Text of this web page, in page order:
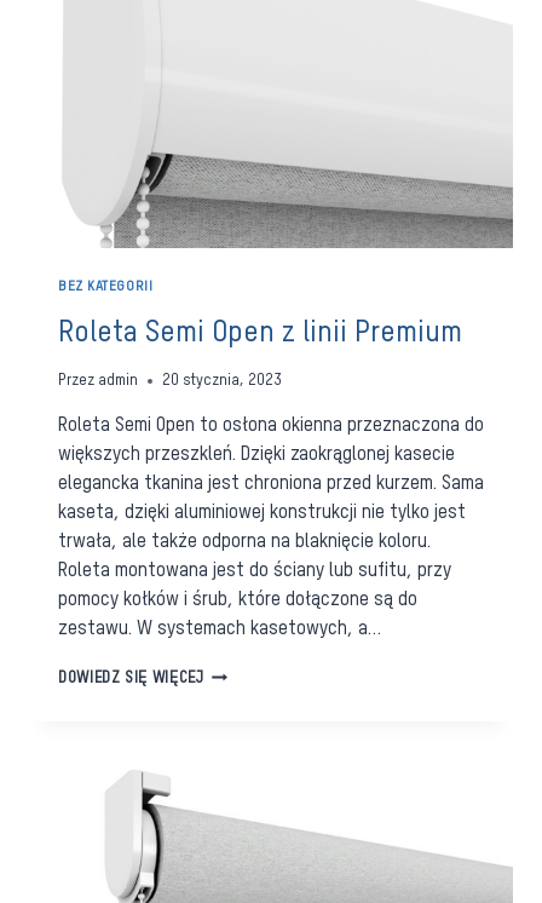
BEZ KATEGORII
Roleta Semi Open z linii Premium
Przez admin 20 stycznia, 2023
Roleta Semi Open to osłona okienna przeznaczona do
większych przeszkleń. Dzięki zaokrąglonej kasecie
elegancka tkanina jest chroniona przed kurzem. Sama
kaseta, dzięki aluminiowej konstrukcji nie tylko jest
trwała, ale także odporna na blaknięcie koloru.
Roleta montowana jest do ściany lub sufitu, przy
pomocy kołków i śrub, które dołączone są do
zestawu. W systemach kasetowych, a…
DOWIEDZ SIĘ WIĘCEJROLETA